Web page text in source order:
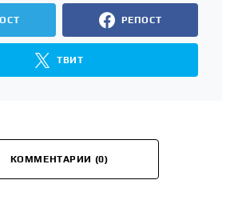
РЕПОСТ
ТВИТ
КОММЕНТАРИИ (0)